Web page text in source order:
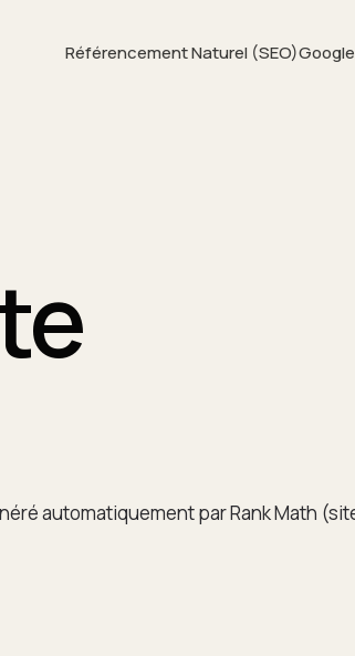
Référencement Naturel (SEO)
automatiquement par Rank Math